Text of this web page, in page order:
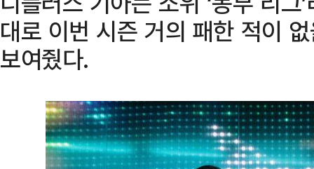
대로 이번 시즌 거의 패한 적이
보여줬다.